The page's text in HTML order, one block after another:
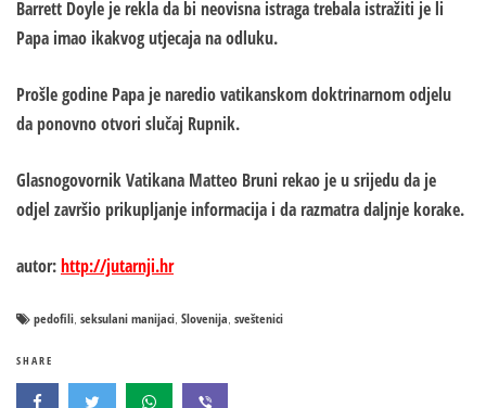
Barrett Doyle je rekla da bi neovisna istraga trebala istražiti je li
Papa imao ikakvog utjecaja na odluku.
Prošle godine Papa je naredio vatikanskom doktrinarnom odjelu
da ponovno otvori slučaj Rupnik.
Glasnogovornik Vatikana Matteo Bruni rekao je u srijedu da je
odjel završio prikupljanje informacija i da razmatra daljnje korake.
autor:http://jutarnji.hr
pedofili, seksulani manijaci, Slovenija, sveštenici
SHARE